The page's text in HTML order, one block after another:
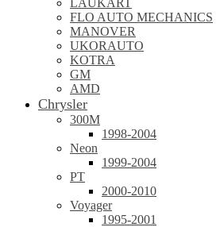
LAUKART
FLO AUTO MECHANICS
MANOVER
UKORAUTO
KOTRA
GM
AMD
Chrysler
300M
1998-2004
Neon
1999-2004
PT
2000-2010
Voyager
1995-2001